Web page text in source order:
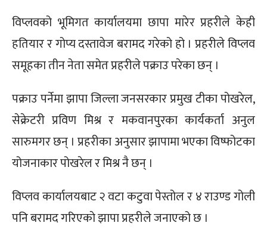
विप्लवको भूमिगत कार्यालयमा छापा मारेर प्रहरीले केही
हतियार र गोप्य दस्तावेज बरामद गरेको हो । प्रहरीले विप्लव
समूहका तीन नेता समेत प्रहरीले पक्राउ परेका छन् ।
पक्राउ पर्नेमा झापा जिल्ला जनसरकार प्रमुख टीका पोखरेल,
सेक्रेटरी प्रविण मिश्र र मकवानपुरका कार्यकर्ता अनुल
सारुमगर छन् । प्रहरीका अनुसार झापामा भएका विष्फोटका
योजनाकार पोखरेल र मिश्र नै छन् ।
विप्लव कार्यालयबाट २ वटा कटुवा पेस्तोल र ४ राउण्ड गोली
पनि बरामद गरिएकाे झापा प्रहरीले जनाएको छ ।